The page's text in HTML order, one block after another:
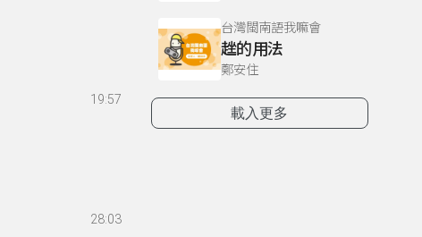
19:57
28:03
台灣閩南語我嘛會
趖的用法
鄭安住
載入更多